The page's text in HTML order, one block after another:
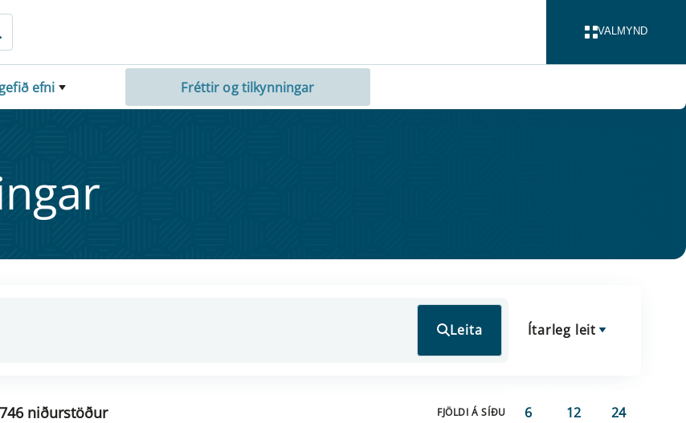
VALMYND
efni Fréttir og tilkynningar
Leita Ítarleg leit
niðurstöður FJÖLDI Á SÍÐU 6 12 24